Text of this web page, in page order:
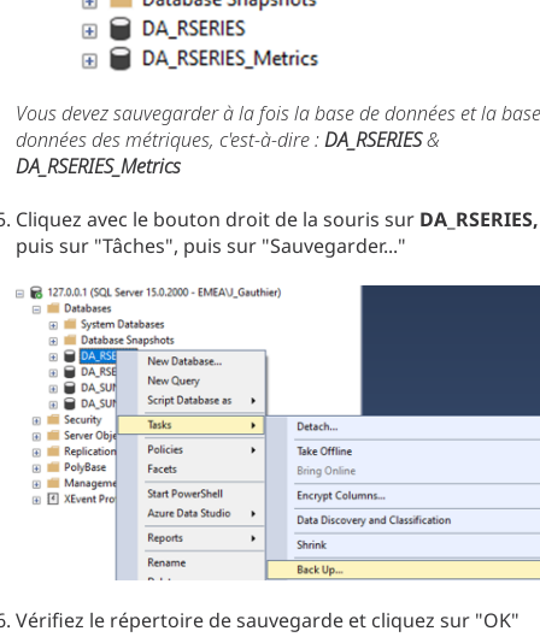
Vous devez sauvegarder à la fois la base de données et la
données des métriques, c'est-à-dire :DA_RSERIES&
DA_RSERIES_Metrics
Cliquez avec le bouton droit de la souris sur DA_RSERIES,
puis sur "Tâches", puis sur "Sauvegarder..."
Vérifiez le répertoire de sauvegarde et cliquez sur "OK"